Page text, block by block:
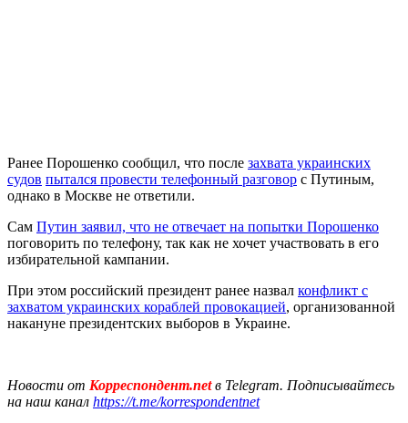
Ранее Порошенко сообщил, что после захвата украинских
судов пытался провести телефонный разговор с Путиным,
однако в Москве не ответили.
Сам Путин заявил, что не отвечает на попытки Порошенко
поговорить по телефону, так как не хочет участвовать в его
избирательной кампании.
При этом российский президент ранее назвал конфликт с
захватом украинских кораблей провокацией, организованной
накануне президентских выборов в Украине.
Новости от Корреспондент.netв Telegram. Подписывайтесь
на наш канал https://t.me/korrespondentnet